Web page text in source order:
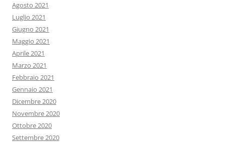
Agosto 2021
Luglio 2021
Giugno 2021
Maggio 2021
Aprile 2021
Marzo 2021
Febbraio 2021
Gennaio 2021
Dicembre 2020
Novembre 2020
Ottobre 2020
Settembre 2020